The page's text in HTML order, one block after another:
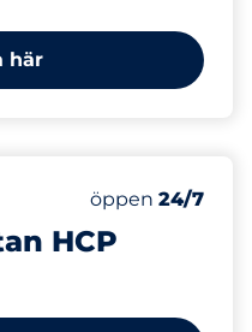
här
HCP
Antal
Totalt antal
Måndag
öppen 24/7